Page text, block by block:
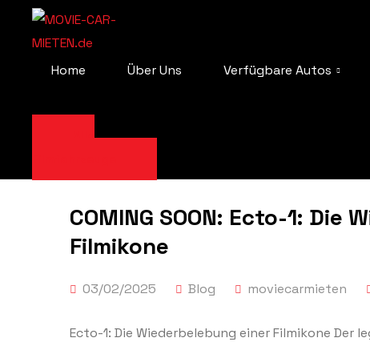
Home Über Uns Verfügbare Autos
COMING SOON: Ecto-1: Die
Filmikone
03/02/2025 Blog moviecarmieten
Ecto-1: Die Wiederbelebung einer Filmikone Der